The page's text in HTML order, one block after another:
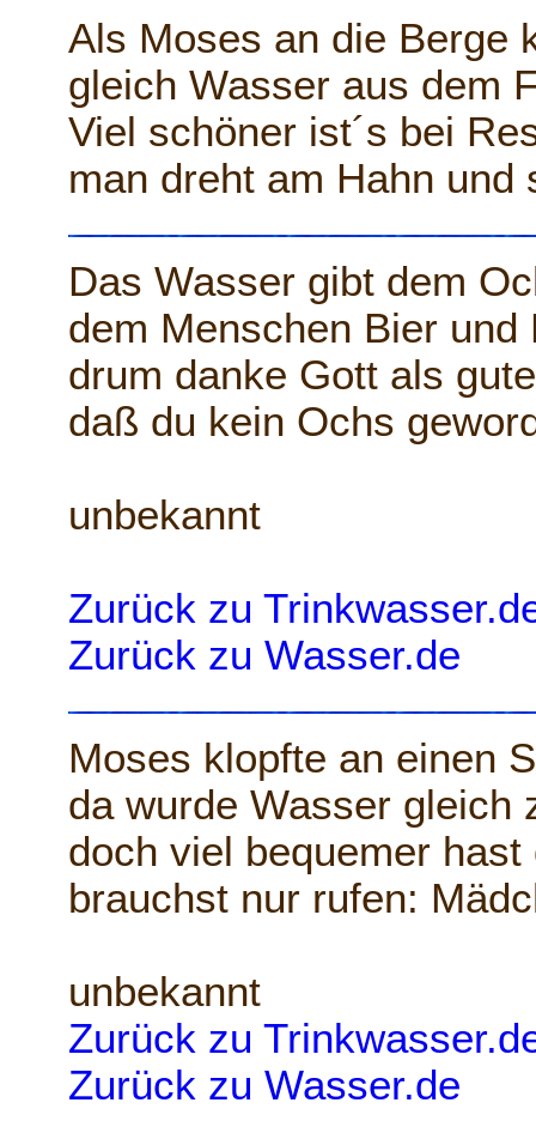
Als Moses an die Berge
gleich Wasser aus dem
Viel schöner ist´s bei
man dreht am Hahn und
Das Wasser gibt dem
dem Menschen Bier und
drum danke Gott als
daß du kein Ochs
unbekannt
Zurück zu
Zurück zu Wasser.de
Moses klopfte an einen
da wurde Wasser gleich
doch viel bequemer hast
brauchst nur rufen:
unbekannt
Zurück zu
Zurück zu Wasser.de